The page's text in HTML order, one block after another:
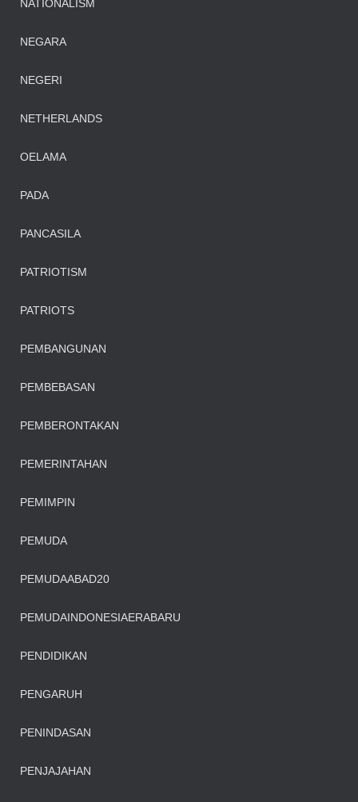
NATIONALISM
NEGARA
NEGERI
NETHERLANDS
OELAMA
PADA
PANCASILA
PATRIOTISM
PATRIOTS
PEMBANGUNAN
PEMBEBASAN
PEMBERONTAKAN
PEMERINTAHAN
PEMIMPIN
PEMUDA
PEMUDAABAD20
PEMUDAINDONESIAERABARU
PENDIDIKAN
PENGARUH
PENINDASAN
PENJAJAHAN